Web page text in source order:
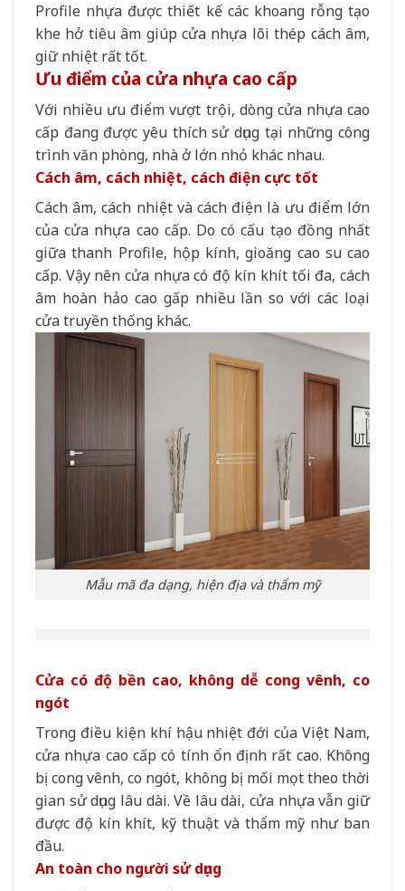
Profile nhựa được thiết kế các khoang rỗng tạo
khe hở tiêu âm giúp cửa nhựa lõi thép cách âm,
giữ nhiệt rất tốt.
Ưu điểm của cửa nhựa cao cấp
Với nhiều ưu điểm vượt trội, dòng cửa nhựa cao
cấp đang được yêu thích sử dụng tại những công
trình văn phòng, nhà ở lớn nhỏ khác nhau.
Cách âm, cách nhiệt, cách điện cực tốt
Cách âm, cách nhiệt và cách điện là ưu điểm lớn
của cửa nhựa cao cấp. Do có cấu tạo đồng nhất
giữa thanh Profile, hộp kính, gioăng cao su cao
cấp. Vậy nên cửa nhựa có độ kín khít tối đa, cách
âm hoàn hảo cao gấp nhiều lần so với các loại
cửa truyền thống khác.
Mẫu mã đa dạng, hiện địa và thẩm mỹ
Cửa có độ bền cao, không dễ cong vênh, co
ngót
Trong điều kiện khí hậu nhiệt đới của Việt Nam,
cửa nhựa cao cấp có tính ổn định rất cao. Không
bị cong vênh, co ngót, không bị mối mọt theo thời
gian sử dụng lâu dài. Về lâu dài, cửa nhựa vẫn giữ
được độ kín khít, kỹ thuật và thẩm mỹ như ban
đầu.
An toàn cho người sử dụng